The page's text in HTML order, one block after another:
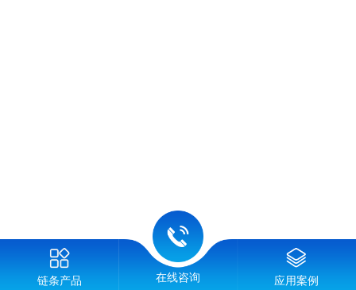
链条产品 在线咨询 应用案例